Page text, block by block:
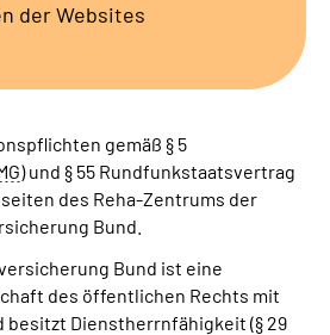
der Websites
gemäß § 5
) und § 55 Rundfunkstaatsvertrag
des Reha-Zentrums der
Bund.
Bund ist eine
des öffentlichen Rechts mit
Dienstherrnfähigkeit (§ 29